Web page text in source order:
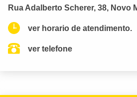
Rua Adalberto Scherer, 38, Novo
ver horario de atendimento.
ver telefone